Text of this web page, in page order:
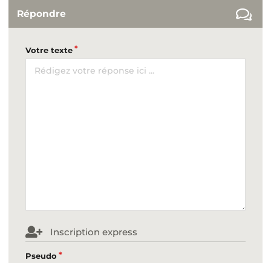
Répondre
Votre texte
Inscription express
Pseudo